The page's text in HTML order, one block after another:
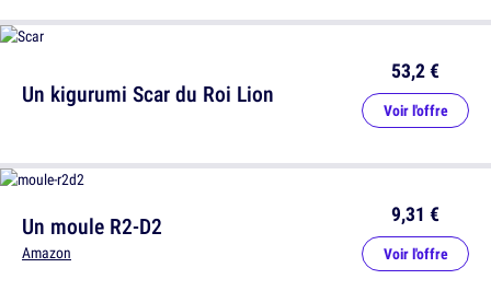
Un moule R2-D2
Amazon
9,31 €
Voir l'offre
Un kigurumi Scar du Roi Lion
53,2 €
Voir l'offre